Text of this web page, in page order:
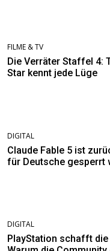
FILME & TV
Die Verräter Staffel 4:
Star kennt jede Lüge
DIGITAL
Claude Fable 5 ist
für Deutsche gesperrt
DIGITAL
PlayStation schafft die